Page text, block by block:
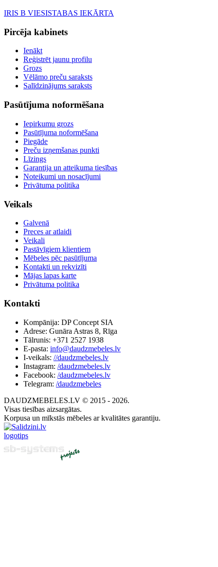
IRIS B VIESISTABAS IEKĀRTA
Pircēja kabinets
Ienākt
Reģistrēt jaunu profilu
Grozs
Vēlāmo preču saraksts
Salīdzinājums saraksts
Pasūtījuma noformēšana
Iepirkumu grozs
Pasūtījuma noformēšana
Piegāde
Preču izņemšanas punkti
Līzings
Garantija un atteikuma tiesības
Noteikumi un nosacījumi
Privātuma politika
Veikals
Galvenā
Preces ar atlaidi
Veikali
Pastāvīgiem klientiem
Mēbeles pēc pasūtījuma
Kontakti un rekvizīti
Mājas lapas karte
Privātuma politika
Kontakti
Kompānija: DP Concept SIA
Adrese: Gunāra Astras 8, Rīga
Tālrunis: +371 2527 1938
E-pasta: info@daudzmebeles.lv
I-veikals: //daudzmebeles.lv
Instagram: /daudzmebeles.lv
Facebook: /daudzmebeles.lv
Telegram: /daudzmebeles
DAUDZMEBELES.LV © 2015 - 2026.
Visas tiesības aizsargātas.
Korpusa un mīkstās mēbeles ar kvalitātes garantiju.